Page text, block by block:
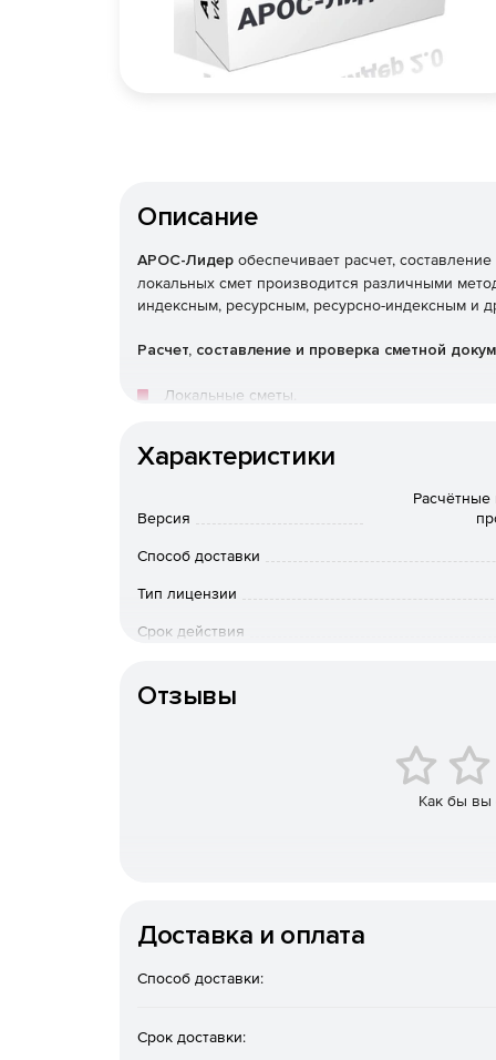
Описание
АРОС-Лидер обеспечивает расчет,
локальных смет производится различными
индексным, ресурсным, ресурсно-индексным и
Расчет, составление и проверка сметной
Локальные сметы.
Справки о стоимости выполненных работ КС-3.
Журнал учета выполненных работ КС-6.
Отчеты о расходе основных материалов М-29.
Несколько цветовых решений программы и
Характеристики
Версия
Способ доставки
Тип лицензии
Срок действия
Отзывы
Как бы вы
Доставка и оплата
Способ доставки:
Срок доставки: